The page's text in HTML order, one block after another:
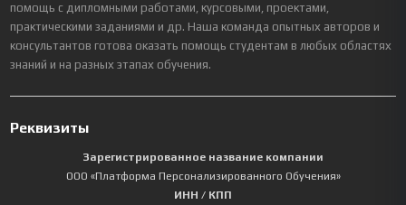
помощь с дипломными работами, курсовыми, проектами,
практическими заданиями и др. Наша команда опытных авторов и
консультантов готова оказать помощь студентам в любых областях
знаний и на разных этапах обучения.
Реквизиты
Зарегистрированное название компании
ООО «Платформа Персонализированного Обучения»
ИНН / КПП